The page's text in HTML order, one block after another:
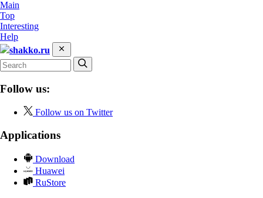
Main
Top
Interesting
Help
shakko.ru
Follow us:
Follow us on Twitter
Applications
Download
Huawei
RuStore